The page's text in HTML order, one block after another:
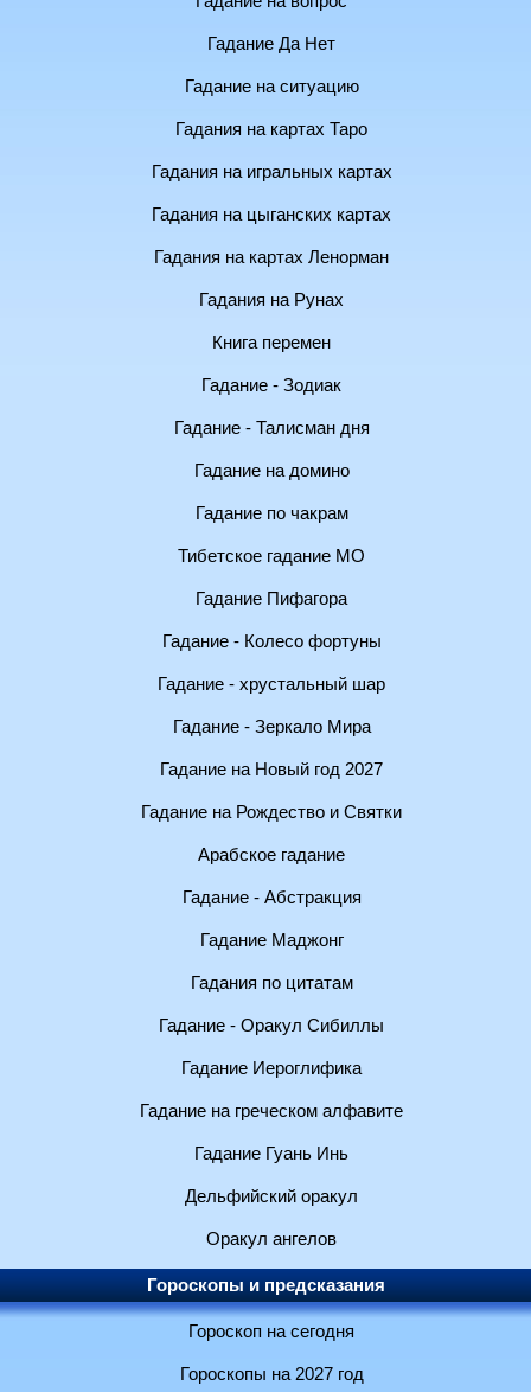
Гадание Да Нет
Гадание на ситуацию
Гадания на картах Таро
Гадания на игральных картах
Гадания на цыганских картах
Гадания на картах Ленорман
Гадания на Рунах
Книга перемен
Гадание - Зодиак
Гадание - Талисман дня
Гадание на домино
Гадание по чакрам
Тибетское гадание МО
Гадание Пифагора
Гадание - Колесо фортуны
Гадание - хрустальный шар
Гадание - Зеркало Мира
Гадание на Новый год 2027
Гадание на Рождество и Святки
Арабское гадание
Гадание - Абстракция
Гадание Маджонг
Гадания по цитатам
Гадание - Оракул Сибиллы
Гадание Иероглифика
Гадание на греческом алфавите
Гадание Гуань Инь
Дельфийский оракул
Оракул ангелов
Гороскопы и предсказания
Гороскоп на сегодня
Гороскопы на 2027 год